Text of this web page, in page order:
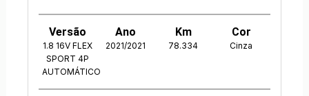
Versão
1.8 16V FLEX
SPORT 4P
AUTOMÁTICO
Ano
2021/2021
Km
78.334
Cor
Cinza